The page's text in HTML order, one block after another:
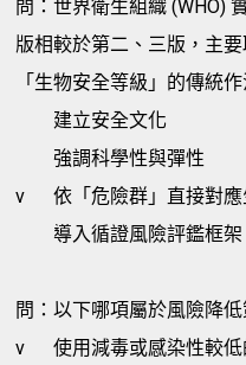
問：世界衛生組織 (WHO)
版相較於第二、三版，主
「生物安全等級」的傳統作
建立安全文化
強調科學性與彈性
v
依「危險群」直接對
導入循證風險評鑑框架
問：以下哪項屬於風險降
v
使用減毒或感染性較